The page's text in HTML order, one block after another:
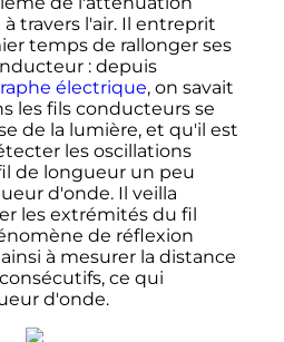
travers l'air. Il entreprit
temps de rallonger ses
: depuis
électrique, on savait
les fils conducteurs se
de la lumière, et qu'il est
les oscillations
de longueur un peu
d'onde. Il veilla
les extrémités du fil
de réflexion
à mesurer la distance
ce qui
d'onde.